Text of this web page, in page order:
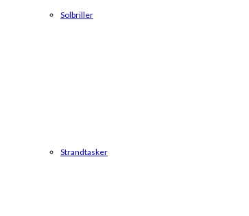
Solbriller
Strandtasker